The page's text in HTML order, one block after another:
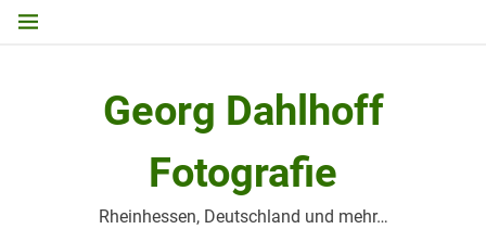
Zum
Georg Dahlhoff
Fotografie
Rheinhessen, Deutschland und mehr…